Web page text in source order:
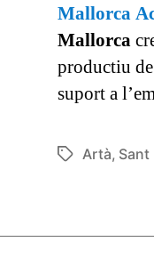
Mallorca
Mallorca
productiu
suport a
Artà, Sant